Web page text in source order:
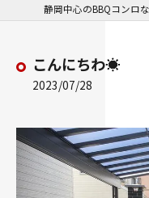
静岡中心のBBQコンロ
こんにちわ☀️
2023/07/28